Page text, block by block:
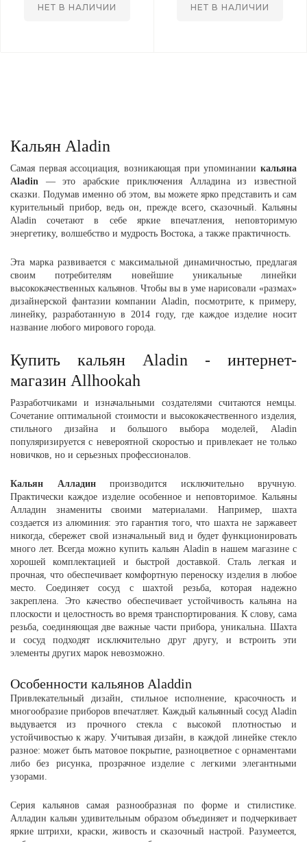
НЕТ В НАЛИЧИИ НЕТ В НАЛИЧИИ
Кальян Aladin
Самая первая ассоциация, возникающая при упоминании кальяна
Aladin — это арабские приключения Алладина из известной
сказки. Подумав именно об этом, вы можете ярко представить и сам
курительный прибор, ведь он, прежде всего, сказочный. Кальяны
Aladin сочетают в себе яркие впечатления, неповторимую
энергетику, волшебство и мудрость Востока, а также практичность.
Эта марка развивается с максимальной динамичностью, предлагая
своим потребителям новейшие уникальные линейки
высококачественных кальянов. Чтобы вы в уме нарисовали «размах»
дизайнерской фантазии компании Aladin, посмотрите, к примеру,
линейку, разработанную в 2014 году, где каждое изделие носит
название любого мирового города.
Купить кальян Aladin - интернет-
магазин Allhookah
Разработчиками и изначальными создателями считаются немцы.
Сочетание оптимальной стоимости и высококачественного изделия,
стильного дизайна и большого выбора моделей, Aladin
популяризируется с невероятной скоростью и привлекает не только
новичков, но и серьезных профессионалов.
Кальян Алладинпроизводится исключительно вручную.
Практически каждое изделие особенное и неповторимое. Кальяны
Алладин знамениты своими материалами. Например, шахта
создается из алюминия: это гарантия того, что шахта не заржавеет
никогда, сбережет свой изначальный вид и будет функционировать
много лет. Всегда можно купить кальян Aladin в нашем магазине с
хорошей комплектацией и быстрой доставкой. Сталь легкая и
прочная, что обеспечивает комфортную переноску изделия в любое
место. Соединяет сосуд с шахтой резьба, которая надежно
закреплена. Это качество обеспечивает устойчивость кальяна на
плоскости и целостность во время транспортирования. К слову, сама
резьба, соединяющая две важные части прибора, уникальна. Шахта
и сосуд подходят исключительно друг другу, и встроить эти
элементы других марок невозможно.
Особенности кальянов Aladdin
Привлекательный дизайн, стильное исполнение, красочность и
многообразие приборов впечатляет. Каждый кальянный сосуд Aladin
выдувается из прочного стекла с высокой плотностью и
устойчивостью к жару. Учитывая дизайн, в каждой линейке стекло
разное: может быть матовое покрытие, разноцветное с орнаментами
либо без рисунка, прозрачное изделие с легкими элегантными
узорами.
Серия кальянов самая разнообразная по форме и стилистике.
Алладин кальян удивительным образом объединяет и подчеркивает
яркие штрихи, краски, живость и сказочный настрой. Разумеется,